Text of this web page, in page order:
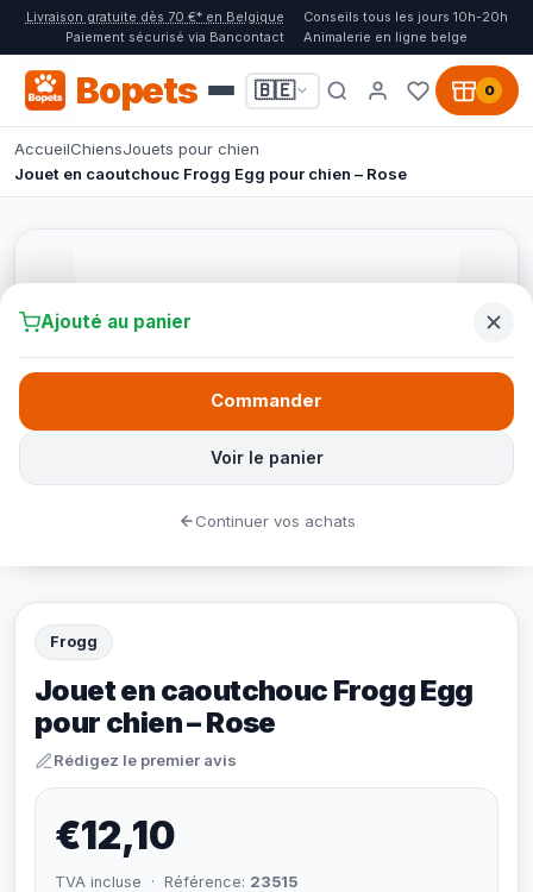
Livraison gratuite dès 70 €* en Belgique
Conseils tous les jours 10h-20h
Paiement sécurisé via Bancontact
Animalerie en ligne belge
Bopets 🇧🇪 0
AccueilChiensJouets pour chien
Jouet en caoutchouc Frogg Egg pour chien – Rose
Frogg
Jouet en caoutchouc Frogg Egg
pour chien – Rose
Rédigez le premier avis
€12,10
TVA incluse · Référence: 23515
Ajouté au panier
Voir le panier
Commander
Continuer vos achats